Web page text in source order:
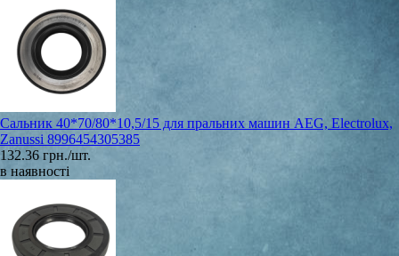
Сальник 40*70/80*10,5/15 для пральних машин AEG, Electrolux,
Zanussi 8996454305385
132.36 грн./шт.
в наявності